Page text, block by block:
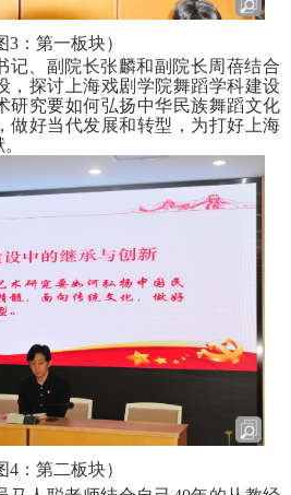
3 ：第一板块）
记、副院长张麟和副院长周蓓结合
，探讨上海戏剧学院舞蹈学科建设
研究要如何弘扬中华民族舞蹈文化
做好当代发展和转型，为打好上海
4 ：第二板块）